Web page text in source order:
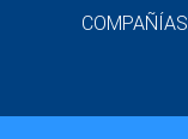
COMPAÑÍAS